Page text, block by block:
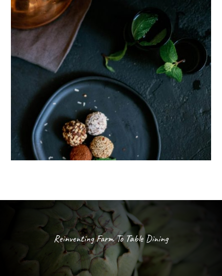
Reinventing Farm To Table Dining